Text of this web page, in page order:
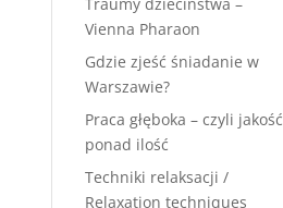
Vienna Pharaon
Gdzie zjeść śniadanie w
Warszawie?
Praca głęboka – czyli jakość
ponad ilość
Techniki relaksacji /
Relaxation techniques